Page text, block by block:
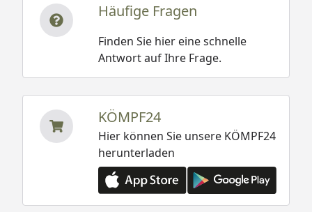
Häufige Fragen
Finden Sie hier eine schnelle
Antwort auf Ihre Frage.
KÖMPF24
Hier können Sie unsere KÖMPF24
herunterladen